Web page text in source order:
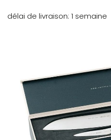
délai de livraison 1 semaine
images
gallery